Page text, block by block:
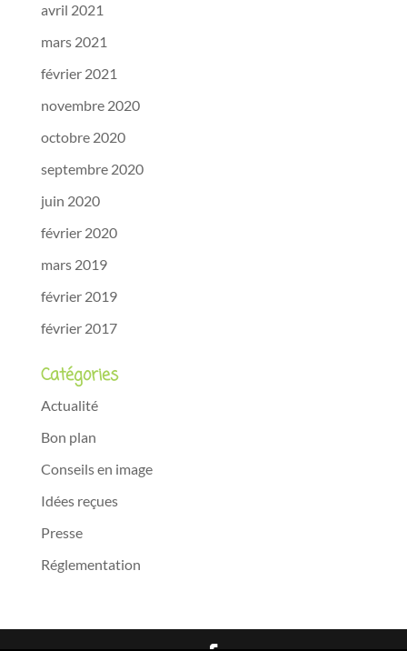
avril 2021
mars 2021
février 2021
novembre 2020
octobre 2020
septembre 2020
juin 2020
février 2020
mars 2019
février 2019
février 2017
Catégories
Actualité
Bon plan
Conseils en image
Idées reçues
Presse
Réglementation